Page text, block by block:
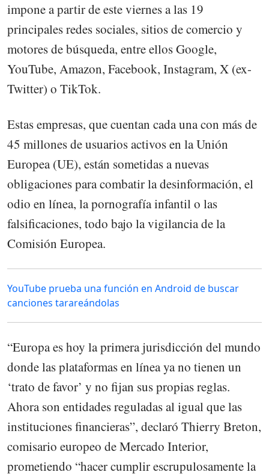
impone a partir de este viernes a las 19
principales redes sociales, sitios de comercio y
motores de búsqueda, entre ellos Google,
YouTube, Amazon, Facebook, Instagram, X (ex-
Twitter) o TikTok.
Estas empresas, que cuentan cada una con más de
45 millones de usuarios activos en la Unión
Europea (UE), están sometidas a nuevas
obligaciones para combatir la desinformación, el
odio en línea, la pornografía infantil o las
falsificaciones, todo bajo la vigilancia de la
Comisión Europea.
YouTube prueba una función en Android de buscar
canciones tarareándolas
“Europa es hoy la primera jurisdicción del mundo
donde las plataformas en línea ya no tienen un
‘trato de favor’ y no fijan sus propias reglas.
Ahora son entidades reguladas al igual que las
instituciones financieras”, declaró Thierry Breton,
comisario europeo de Mercado Interior,
prometiendo “hacer cumplir escrupulosamente la